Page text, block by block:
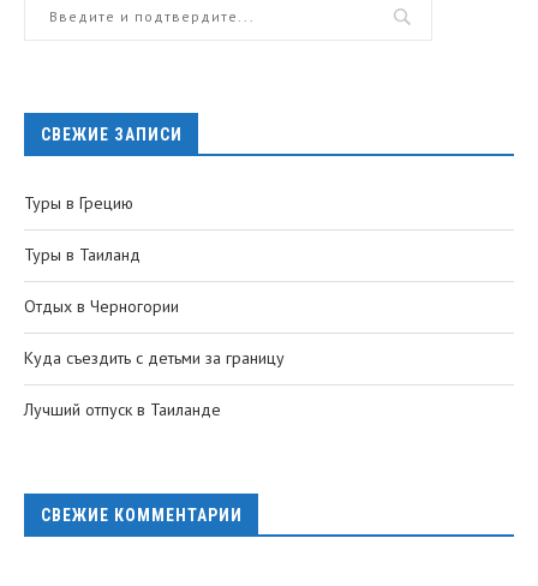
СВЕЖИЕ ЗАПИСИ
Туры в Грецию
Туры в Таиланд
Отдых в Черногории
Куда съездить с детьми за границу
Лучший отпуск в Таиланде
СВЕЖИЕ КОММЕНТАРИИ